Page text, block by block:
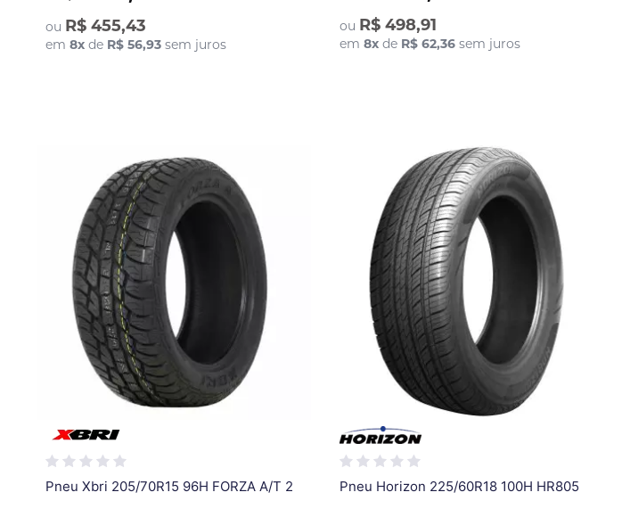
ou R$ 455,43
em 8xde R$ 56,93sem juros
ou R$ 498,91
em 8xde R$ 62,36sem juros
Pneu Xbri 205/70R15 96H FORZA A/T 2 Pneu Horizon 225/60R18 100H HR805